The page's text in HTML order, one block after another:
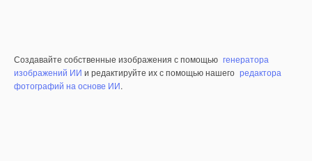
Создавайте собственные изображения с помощью генератора
изображений ИИ и редактируйте их с помощью нашего редактора
фотографий на основе ИИ.